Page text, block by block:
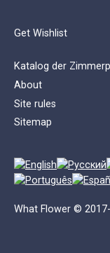
Get Wishlist
Katalog der
About
Site rules
Sitemap
What Flower ©